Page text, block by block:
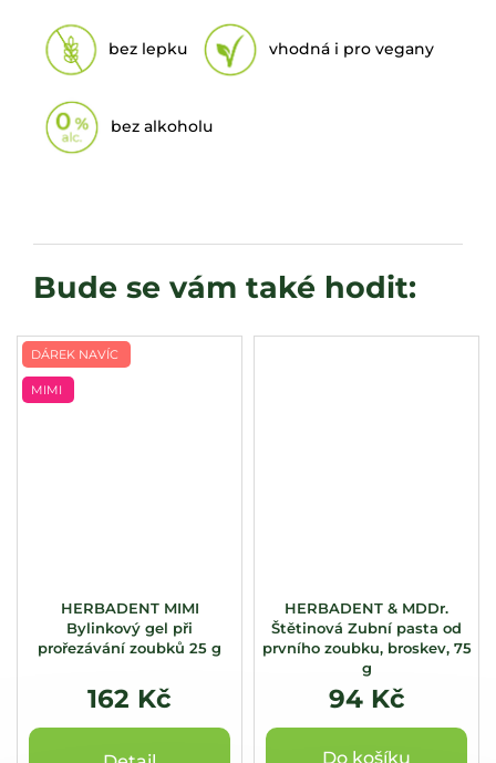
bez lepku vhodná i pro vegany
bez alkoholu
DÁREK NAVÍC
MIMI
HERBADENT MIMI
Bylinkový gel při
prořezávání zoubků 25 g
162 Kč
HERBADENT & MDDr.
Štětinová Zubní pasta od
prvního zoubku, broskev, 75
g
94 Kč
Do košíku